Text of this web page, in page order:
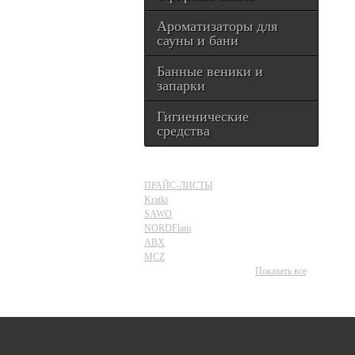
Ароматизаторы для
сауны и бани
Банные веники и
запарки
Гигиенические
средства
ПРАЙС-ЛИСТЫ
Kratki
SAWO
NORDFlam
ABX
MCZ
Показать все